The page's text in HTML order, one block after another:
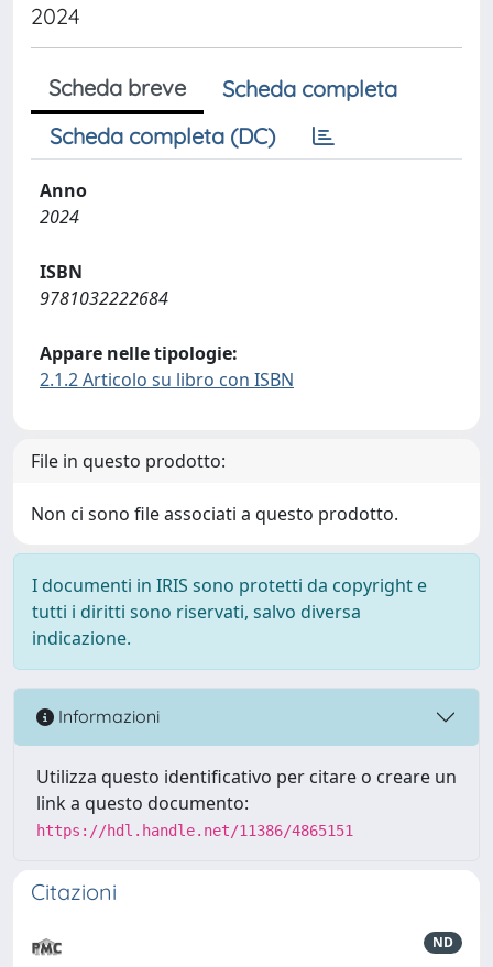
2024
Scheda breve
Scheda completa
Scheda completa (DC)
Anno
2024
ISBN
9781032222684
Appare nelle tipologie:
2.1.2 Articolo su libro con ISBN
File in questo prodotto:
Non ci sono file associati a questo prodotto.
I documenti in IRIS sono protetti da copyright e
tutti i diritti sono riservati, salvo diversa
indicazione.
Informazioni
Utilizza questo identificativo per citare o creare un
link a questo documento:
https://hdl.handle.net/11386/4865151
Citazioni
ND